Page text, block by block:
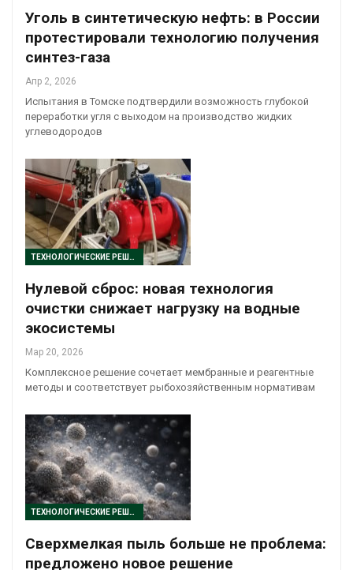
Уголь в синтетическую нефть: в России
протестировали технологию получения
синтез-газа
Апр 2, 2026
Испытания в Томске подтвердили возможность глубокой
переработки угля с выходом на производство жидких
углеводородов
ТЕХНОЛОГИЧЕСКИЕ РЕШЕНИЯ
Нулевой сброс: новая технология
очистки снижает нагрузку на водные
экосистемы
Мар 20, 2026
Комплексное решение сочетает мембранные и реагентные
методы и соответствует рыбохозяйственным нормативам
ТЕХНОЛОГИЧЕСКИЕ РЕШЕНИЯ
Сверхмелкая пыль больше не проблема:
предложено новое решение